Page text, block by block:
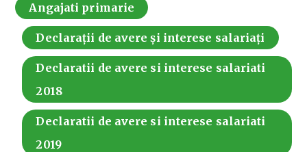
Angajati primarie
Declarații de avere și interese salariați
Declaratii de avere si interese salariati
2018
Declaratii de avere si interese salariati
2019